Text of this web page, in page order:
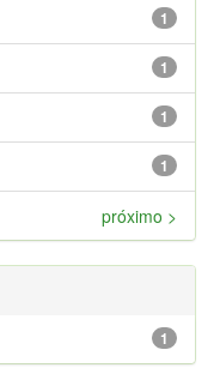
1
1
1
1
próximo >
1